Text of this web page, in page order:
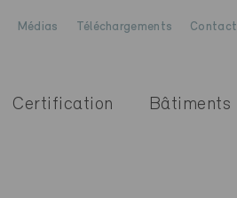
Médias Téléchargements Contact
Certification Bâtiments